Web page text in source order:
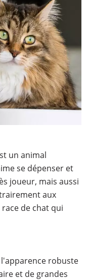
un animal
se dépenser et
joueur, mais aussi
aux
de chat qui
robuste
et de grandes